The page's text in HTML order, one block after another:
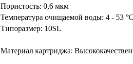
Пористость: 0,6 мкм
Температура очищаемой воды: 4 - 53
Типоразмер: 10SL
Материал картриджа: